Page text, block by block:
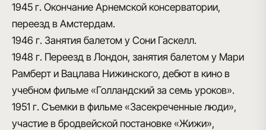
1945 г. Окончание Арнемской консерватории,
переезд в Амстердам.
1946 г. Занятия балетом у Сони Гаскелл.
1948 г. Переезд в Лондон, занятия балетом у Мари
Рамберт и Вацлава Нижинского, дебют в кино в
учебном фильме «Голландский за семь уроков».
1951 г. Съемки в фильме «Засекреченные люди»,
участие в бродвейской постановке «Жижи»,